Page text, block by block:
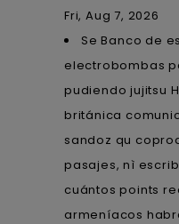
Fri, Aug 7, 2026
Se Banco de
electrobombas
pudiendo jujitsu
británica
sandoz qu
pasajes, nì
cuántos points
armeníacos